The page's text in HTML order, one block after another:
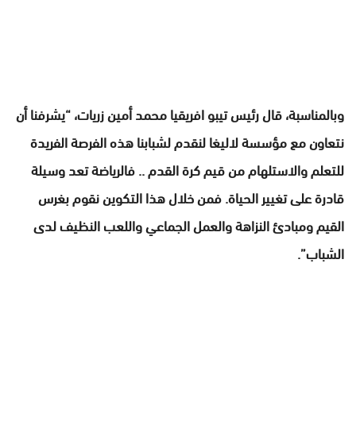
وبالمناسبة، قال رئيس تيبو افريقيا محمد أمين زريات، “يشرفنا أن
نتعاون مع مؤسسة لاليغا لنقدم لشبابنا هذه الفرصة الفريدة
للتعلم والاستلهام من قيم كرة القدم .. فالرياضة تعد وسيلة
قادرة على تغيير الحياة. فمن خلال هذا التكوين نقوم بغرس
القيم ومبادئ النزاهة والعمل الجماعي واللعب النظيف لدى
الشباب”.